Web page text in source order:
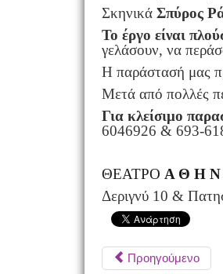
Σκηνικά Σπύρος
Το έργο είναι
γελάσουν, να
Η παράστασή μας
Μετά από πολλές
Για κλείσιμο
6046926 & 693-
ΘΕΑΤΡΟ Α Θ Η Ν
Δεριγνύ 10 &
Προηγούμενο